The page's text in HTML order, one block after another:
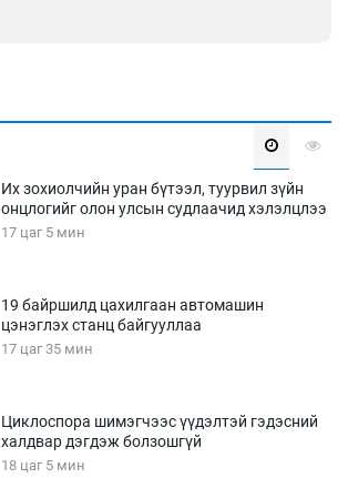
Их зохиолчийн уран бүтээл, туурвил зүйн
онцлогийг олон улсын судлаачид хэлэлцлээ
17 цаг 5 мин
19 байршилд цахилгаан автомашин
цэнэглэх станц байгууллаа
17 цаг 35 мин
Циклоспора шимэгчээс үүдэлтэй гэдэсний
халдвар дэгдэж болзошгүй
18 цаг 5 мин